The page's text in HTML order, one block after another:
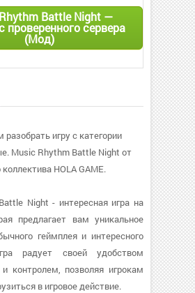
Battle Night —
проверенного сервера
(Мод)
разобрать игру с категории
Music Rhythm Battle Night от
коллектива HOLA GAME.
Night - интересная игра на
предлагает вам уникальное
геймплея и интересного
радует своей удобством
и контролем, позволяя игрокам
в игровое действие.